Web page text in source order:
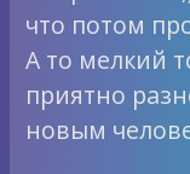
что потом
А то мелкий
приятно
новым